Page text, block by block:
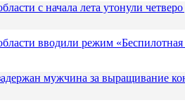
с начала лета утонули четверо
вводили режим «Беспилотная
мужчина за выращивание